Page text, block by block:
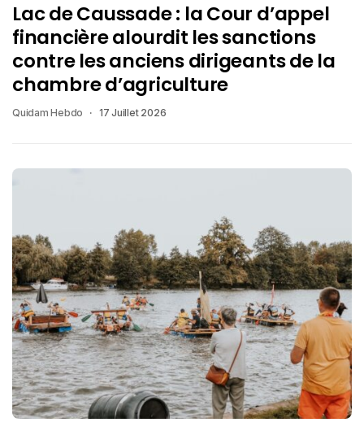
Lac de Caussade : la Cour d’appel
financière alourdit les sanctions
contre les anciens dirigeants de la
chambre d’agriculture
Quidam Hebdo 17 Juillet 2026